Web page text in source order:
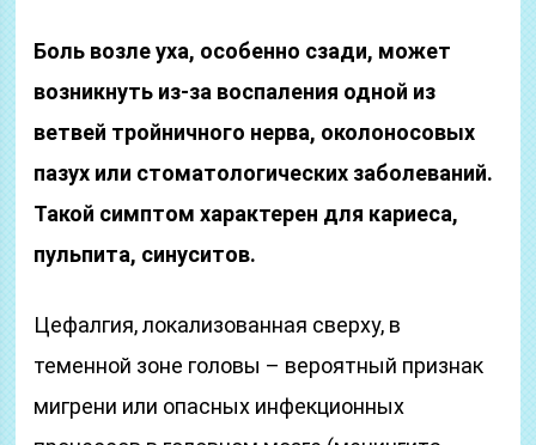
Боль возле уха, особенно сзади, может
возникнуть из-за воспаления одной из
ветвей тройничного нерва, околоносовых
пазух или стоматологических заболеваний.
Такой симптом характерен для кариеса,
пульпита, синуситов.
Цефалгия, локализованная сверху, в
теменной зоне головы – вероятный признак
мигрени или опасных инфекционных